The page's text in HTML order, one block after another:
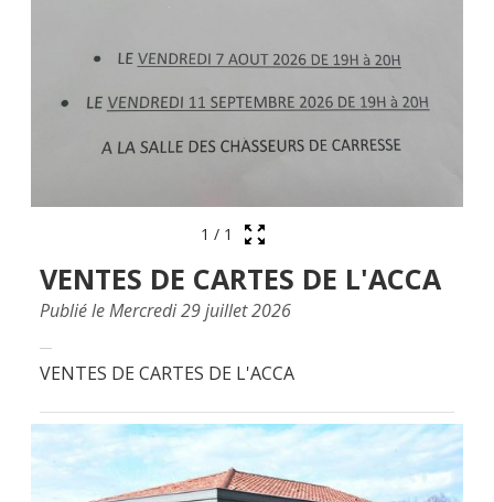
1 / 1
VENTES DE CARTES DE L'ACCA
Publié le Mercredi 29 juillet 2026
VENTES DE CARTES DE L'ACCA